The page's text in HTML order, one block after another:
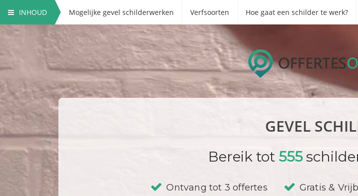
INHOUD Mogelijke gevel schilderwerken Verfsoorten Hoe gaat een schilder te werk?
GEVEL
Bereik tot 555
Ontvang tot 3 offertes Gratis &